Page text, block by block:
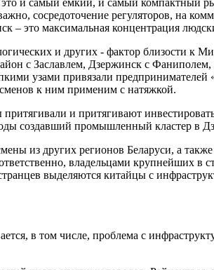
сосредоточение регуляторов, на
– это максимальная концентрация
и других - фактор близости к
с Заславлем, Дзержинск с
узами привязали
к ним применим с натяжкой.
и притягивают
создавший промышленный кластер в
из других регионов Беларуси, а
владельцами крупнейших в
выделяются китайцы с
в том числе, проблема с